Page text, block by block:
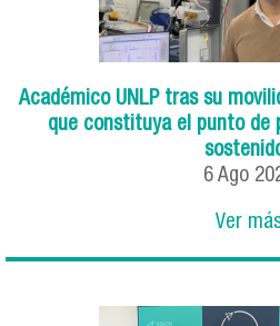
Académico UNLP tras su
que constituya el punto de
6 Ago
Ver